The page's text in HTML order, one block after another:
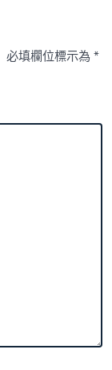
必填欄位標示為*